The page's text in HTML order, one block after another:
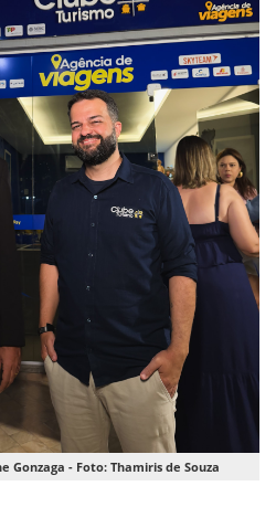
Gonzaga - Foto: Thamiris de Souza